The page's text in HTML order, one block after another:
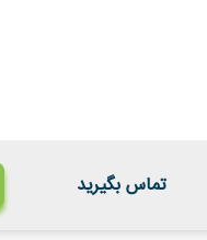
تماس بگیرید